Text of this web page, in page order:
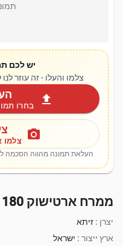
יש לכם
צלמו והעלו - זה עוזר
upload בחרו
photo_camera צלמו
העלאת תמונה מהווה הסכמה
ממרח ארטישוק 180 גרם
יצרן : זיתא
ארץ ייצור : ישראל